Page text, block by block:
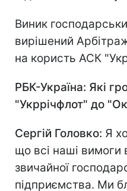
Виник
вирішений
на користь АСК
РБК-Україна: Які
"Укррічфлот" до
Сергій Головко: Я
що всі наші вимоги
звичайної
підприємства. Ми